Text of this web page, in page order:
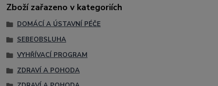
Zboží zařazeno v kategoriích
DOMÁCÍ A ÚSTAVNÍ PÉČE
SEBEOBSLUHA
VYHŘÍVACÍ PROGRAM
ZDRAVÍ A POHODA